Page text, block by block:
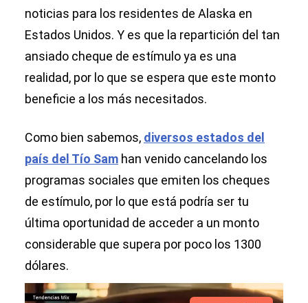
noticias para los residentes de Alaska en
Estados Unidos. Y es que la repartición del tan
ansiado cheque de estímulo ya es una
realidad, por lo que se espera que este monto
beneficie a los más necesitados.
Como bien sabemos, diversos estados del
país del Tío Sam han venido cancelando los
programas sociales que emiten los cheques
de estímulo, por lo que está podría ser tu
última oportunidad de acceder a un monto
considerable que supera por poco los 1300
dólares.